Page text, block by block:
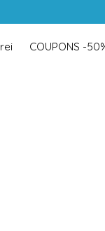
COUPONS -